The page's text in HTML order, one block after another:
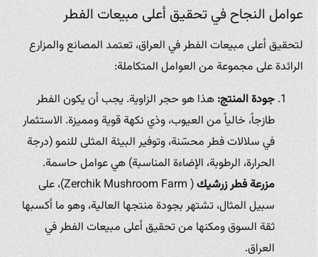
عوامل النجاح في تحقيق أعلى مبيعات الفطر
لتحقيق أعلى مبيعات الفطر في العراق، تعتمد المصانع والمزارع
الرائدة على مجموعة من العوامل المتكاملة:
جودة المنتج:هذا هو حجر الزاوية. يجب أن يكون الفطر
طازجاً، خالياً من العيوب، وذي نكهة قوية ومميزة. الاستثمار
في سلالات فطر محسّنة، وتوفير البيئة المثلى للنمو (درجة
الحرارة، الرطوبة، الإضاءة المناسبة) هي عوامل حاسمة.
مزرعة فطر زرشيك
( Zerchik Mushroom Farm)، على
سبيل المثال، تشتهر بجودة منتجها العالية، وهو ما أكسبها
ثقة السوق ومكنها من تحقيق أعلى مبيعات الفطر في
العراق.